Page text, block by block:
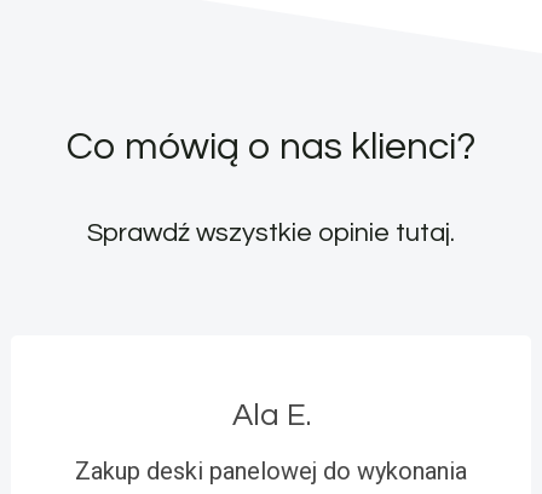
Co mówią o nas klienci?
Sprawdź wszystkie opinie tutaj.
Ala E.
Zakup deski panelowej do wykonania